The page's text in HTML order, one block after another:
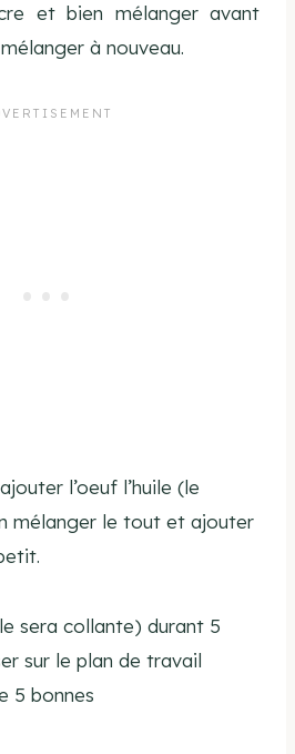
et bien mélanger avant
à nouveau.
l’oeuf l’huile (le
mélanger le tout et ajouter
sera collante) durant 5
sur le plan de travail
5 bonnes